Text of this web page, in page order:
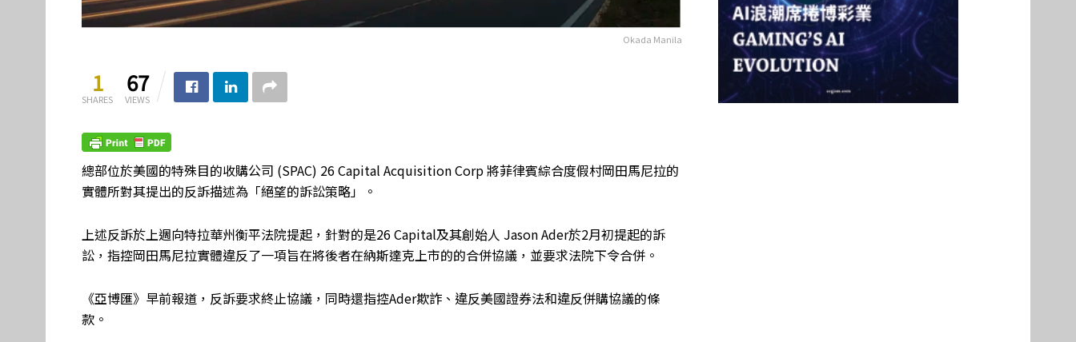
Okada Manila
1
SHARES
67
VIEWS
總部位於美國的特殊目的收購公司 (SPAC) 26 Capital Acquisition Corp 將菲律賓綜合度假村岡田馬尼拉的
實體所對其提出的反訴描述為「絕望的訴訟策略」。
上述反訴於上週向特拉華州衡平法院提起，針對的是26 Capital及其創始人 Jason Ader於2月初提起的訴
訟，指控岡田馬尼拉實體違反了一項旨在將後者在納斯達克上市的的合併協議，並要求法院下令合併。
《亞博匯》早前報道，反訴要求終止協議，同時還指控Ader欺詐、違反美國證券法和違反併購協議的條
款。